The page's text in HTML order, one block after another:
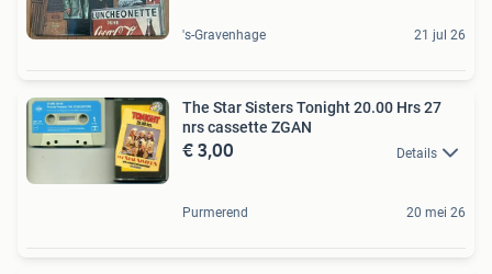
's-Gravenhage 21 jul 26
The Star Sisters Tonight 20.00 Hrs 27
nrs cassette ZGAN
€ 3,00 Details
Purmerend 20 mei 26